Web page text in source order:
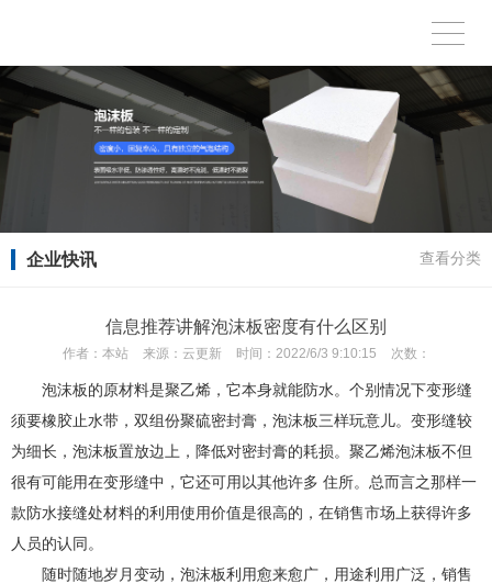
企业快讯 查看分类
信息推荐讲解泡沫板密度有什么区别
作者： 本站 来源： 云更新 时间： 2022/6/3 9:10:15 次数：
泡沫板的原材料是聚乙烯，它本身就能防水。个别情况下变形缝
须要橡胶止水带，双组份聚硫密封膏，泡沫板三样玩意儿。变形缝较
为细长，泡沫板置放边上，降低对密封膏的耗损。聚乙烯泡沫板不但
很有可能用在变形缝中，它还可用以其他许多 住所。总而言之那样一
款防水接缝处材料的利用使用价值是很高的，在销售市场上获得许多
人员的认同。
随时随地岁月变动，泡沫板利用愈来愈广，用途利用广泛，销售